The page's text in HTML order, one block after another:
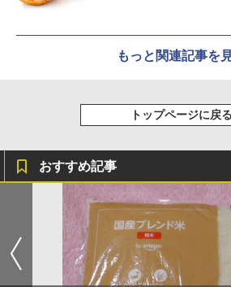
もっと関連記事を
トップページに戻る
おすすめ記事